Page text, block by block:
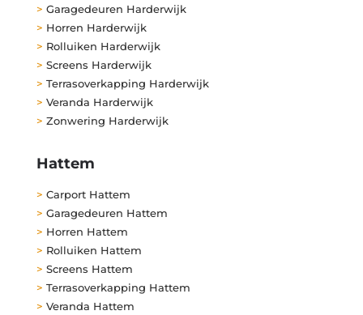
> Garagedeuren Harderwijk
> Horren Harderwijk
> Rolluiken Harderwijk
> Screens Harderwijk
> Terrasoverkapping Harderwijk
> Veranda Harderwijk
> Zonwering Harderwijk
Hattem
> Carport Hattem
> Garagedeuren Hattem
> Horren Hattem
> Rolluiken Hattem
> Screens Hattem
> Terrasoverkapping Hattem
> Veranda Hattem